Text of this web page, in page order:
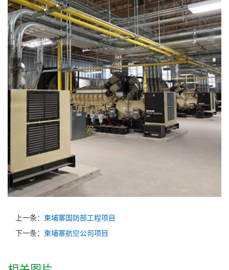
上一条： 柬埔寨国防部工程项目
下一条： 柬埔寨航空公司项目